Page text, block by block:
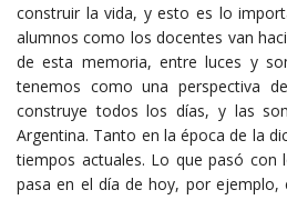
construir la vida, y esto es lo
alumnos como los docentes van
de esta memoria, entre luces y
tenemos como una perspectiva
construye todos los días, y las
Argentina. Tanto en la época de la
tiempos actuales. Lo que pasó con
pasa en el día de hoy, por ejemplo,